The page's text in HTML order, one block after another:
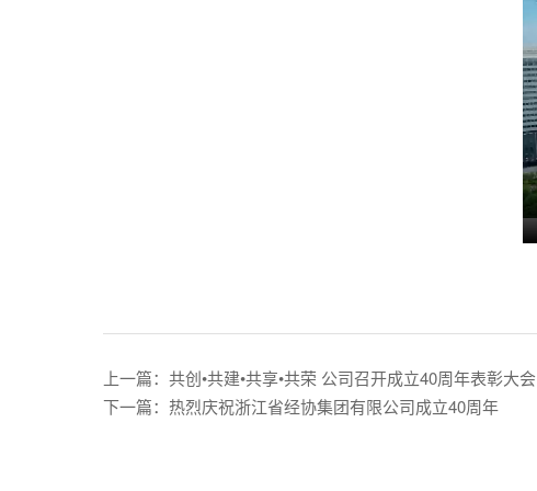
上一篇：共创•共建•共享•共荣 公司召开成立40周年表彰大会
下一篇：热烈庆祝浙江省经协集团有限公司成立40周年